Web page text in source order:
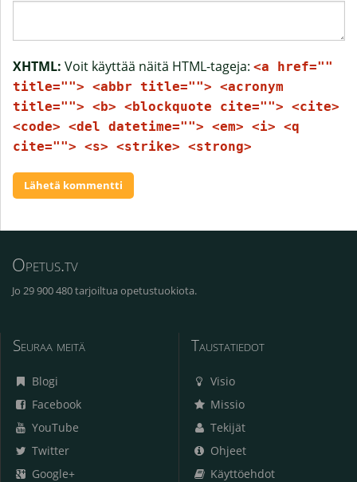
XHTML: Voit käyttää näitä HTML-tageja: <a href=""
title=""> <abbr title=""> <acronym
title=""> <b> <blockquote cite=""> <cite>
<code> <del datetime=""> <em> <i> <q
cite=""> <s> <strike> <strong>
Opetus.tv
Jo 29 900 480 tarjoiltua opetustuokiota.
Seuraa meitä
Blogi
Facebook
YouTube
Twitter
Google+
Taustatiedot
Visio
Missio
Tekijät
Ohjeet
Käyttöehdot